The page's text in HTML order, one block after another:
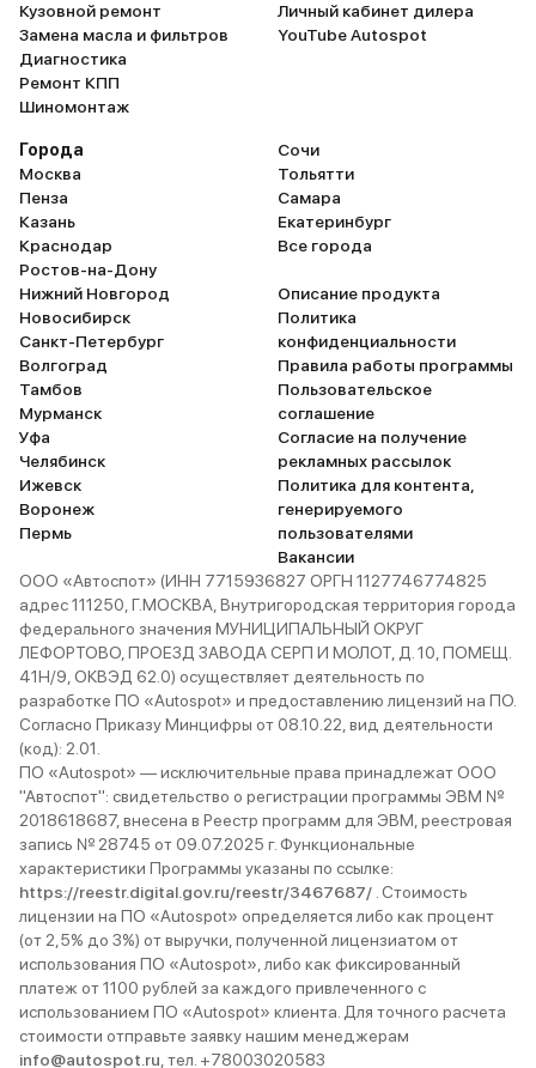
Кузовной ремонт
Замена масла и фильтров
Диагностика
Ремонт КПП
Шиномонтаж
Личный кабинет дилера
YouTube Autospot
Города
Москва
Пенза
Казань
Краснодар
Ростов-на-Дону
Нижний Новгород
Новосибирск
Санкт-Петербург
Волгоград
Тамбов
Мурманск
Уфа
Челябинск
Ижевск
Воронеж
Пермь
Сочи
Тольятти
Самара
Екатеринбург
Все города
Описание продукта
Политика
конфиденциальности
Правила работы программы
Пользовательское
соглашение
Согласие на получение
рекламных рассылок
Политика для контента,
генерируемого
пользователями
Вакансии
ООО «Автоспот» (ИНН 7715936827 ОРГН 1127746774825
адрес 111250, Г.МОСКВА, Внутригородская территория города
федерального значения МУНИЦИПАЛЬНЫЙ ОКРУГ
ЛЕФОРТОВО, ПРОЕЗД ЗАВОДА СЕРП И МОЛОТ, Д. 10, ПОМЕЩ.
41Н/9, ОКВЭД 62.0) осуществляет деятельность по
разработке ПО «Autospot» и предоставлению лицензий на ПО.
Согласно Приказу Минцифры от 08.10.22, вид деятельности
(код): 2.01.
ПО «Autospot» — исключительные права принадлежат ООО
"Автоспот": свидетельство о регистрации программы ЭВМ №
2018618687, внесена в Реестр программ для ЭВМ, реестровая
запись № 28745 от 09.07.2025 г. Функциональные
характеристики Программы указаны по ссылке:
https://reestr.digital.gov.ru/reestr/3467687/ . Стоимость
лицензии на ПО «Autospot» определяется либо как процент
(от 2,5% до 3%) от выручки, полученной лицензиатом от
использования ПО «Autospot», либо как фиксированный
платеж от 1100 рублей за каждого привлеченного с
использованием ПО «Autospot» клиента. Для точного расчета
стоимости отправьте заявку нашим менеджерам
info@autospot.ru , тел. +78003020583